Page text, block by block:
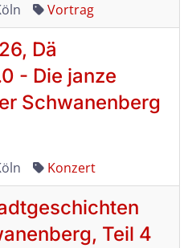
Vortrag
Dä
- Die janze
Schwanenberg
Konzert
Teil 4